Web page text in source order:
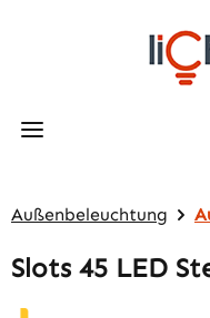
Zum Hauptinhalt springen
Außenbeleuchtung
Slots 45 LED